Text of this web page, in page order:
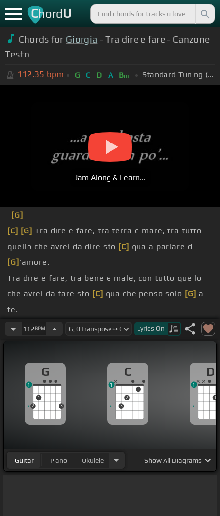
ChordU
Chords for Giorgia - Tra dire e fare - Canzone
Testo
112.35 bpm G C D A Bm Standard Tuning (EADGBE)
Jam Along & Learn...
[G]
[C] [G] Tra dire e fare, tra terra e mare, tra tutto
quello che avrei da dire sto [C] qua a parlare d
[G] 'amore.
Tra dire e fare, tra bene e male, con tutto quello
che avrei da fare sto [C] qua che penso solo [G] a
te.
lasciami fare, a me basta restare un po', un po' di
tempo a parlare insieme a te, solo a parlare.
guardare i tuoi
movimenti così
mi fai sentire
che,
tu fammi[C]sentire che [G]durerà tra
[Em]
e me,
[C]e il tempo si [G] fermerà tra te [C]e
Tra[G]dire e fare, tra miele e sale,
fu un
112 BPM Lyrics On
G
2
1
3
1
C
3
2
1
1
D
1
1
Guitar Piano Ukulele ShowAll Diagrams